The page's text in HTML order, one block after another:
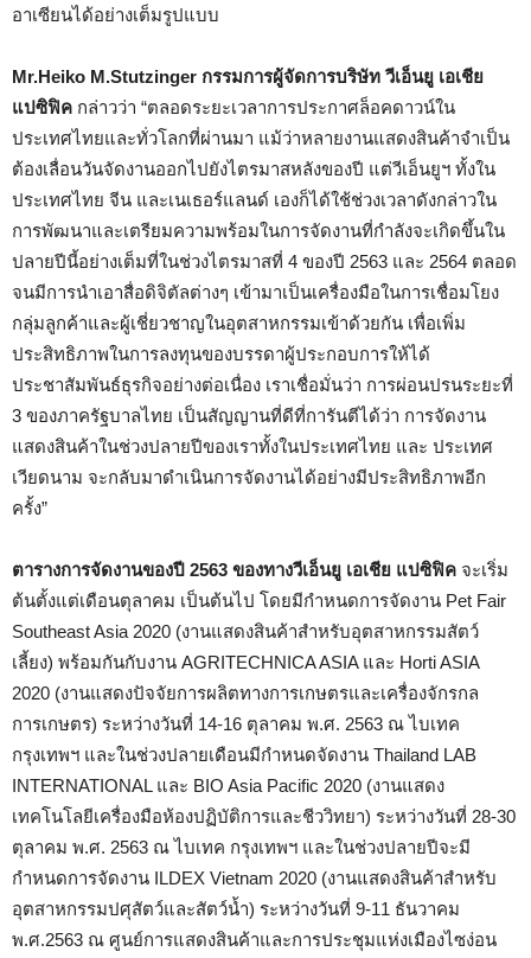
อาเซียนได้อย่างเต็มรูปแบบ
Mr.Heiko M.Stutzinger กรรมการผู้จัดการบริษัท วีเอ็นยู เอเชีย
แปซิฟิค กล่าวว่า “ตลอดระยะเวลาการประกาศล็อคดาวน์ใน
ประเทศไทยและทั่วโลกที่ผ่านมา แม้ว่าหลายงานแสดงสินค้าจำเป็น
ต้องเลื่อนวันจัดงานออกไปยังไตรมาสหลังของปี แต่วีเอ็นยูฯ ทั้งใน
ประเทศไทย จีน และเนเธอร์แลนด์ เองก็ได้ใช้ช่วงเวลาดังกล่าวใน
การพัฒนาและเตรียมความพร้อมในการจัดงานที่กำลังจะเกิดขึ้นใน
ปลายปีนี้อย่างเต็มที่ในช่วงไตรมาสที่ 4 ของปี 2563 และ 2564 ตลอด
จนมีการนำเอาสื่อดิจิตัลต่างๆ เข้ามาเป็นเครื่องมือในการเชื่อมโยง
กลุ่มลูกค้าและผู้เชี่ยวชาญในอุตสาหกรรมเข้าด้วยกัน เพื่อเพิ่ม
ประสิทธิภาพในการลงทุนของบรรดาผู้ประกอบการให้ได้
ประชาสัมพันธ์ธุรกิจอย่างต่อเนื่อง เราเชื่อมั่นว่า การผ่อนปรนระยะที่
3 ของภาครัฐบาลไทย เป็นสัญญานที่ดีที่การันตีได้ว่า การจัดงาน
แสดงสินค้าในช่วงปลายปีของเราทั้งในประเทศไทย และ ประเทศ
เวียดนาม จะกลับมาดำเนินการจัดงานได้อย่างมีประสิทธิภาพอีก
ครั้ง”
ตารางการจัดงานของปี 2563 ของทางวีเอ็นยู เอเชีย แปซิฟิค จะเริ่ม
ต้นตั้งแต่เดือนตุลาคม เป็นต้นไป โดยมีกำหนดการจัดงาน Pet Fair
Southeast Asia 2020 (งานแสดงสินค้าสำหรับอุตสาหกรรมสัตว์
เลี้ยง) พร้อมกันกับงาน AGRITECHNICA ASIA และ Horti ASIA
2020 (งานแสดงปัจจัยการผลิตทางการเกษตรและเครื่องจักรกล
การเกษตร) ระหว่างวันที่ 14-16 ตุลาคม พ.ศ. 2563 ณ ไบเทค
กรุงเทพฯ และในช่วงปลายเดือนมีกำหนดจัดงาน Thailand LAB
INTERNATIONAL และ BIO Asia Pacific 2020 (งานแสดง
เทคโนโลยีเครื่องมือห้องปฏิบัติการและชีววิทยา) ระหว่างวันที่ 28-30
ตุลาคม พ.ศ. 2563 ณ ไบเทค กรุงเทพฯ และในช่วงปลายปีจะมี
กำหนดการจัดงาน ILDEX Vietnam 2020 (งานแสดงสินค้าสำหรับ
อุตสาหกรรมปศุสัตว์และสัตว์น้ำ) ระหว่างวันที่ 9-11 ธันวาคม
พ.ศ.2563 ณ ศูนย์การแสดงสินค้าและการประชุมแห่งเมืองไซง่อน